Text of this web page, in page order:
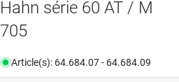
Hahn série 60 AT / M
705
Article(s): 64.684.07 - 64.684.09